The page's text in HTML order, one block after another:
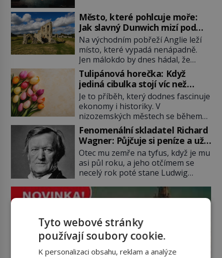
představit, jaká požární rizika
skrýval Istanbul časů minulých. Jak
čelilo město v minulosti potenciální
ohnivé katastrofě a proč jsou zde
stále tolik obávány měsíce
smaženého lilku? První hasičský
sbor se v Istanbulu objevuje v roce
1714 a […]
Město, které pohlcuje moře:
Jak slavný Dunwich mizí pod
hladinou
Na východním pobřeží Anglie leží
místo, které vypadá nenápadně.
Jen málokdo by dnes hádal, že
právě zde kdysi stojí jeden z
nejvýznamnějších anglických
přístavů. Středověký Dunwich
soupeří svým významem s
Londýnem, pyšní se kostely,
kláštery i rušnými tržišti. Pak se ale
příroda obrátí proti němu. Bouře,
mořská eroze a postupující pobřeží
během několika staletí pohltí […]
Tulipánová horečka: Když
jediná cibulka stojí víc než
honosný dům
Je to příběh, který dodnes fascinuje
ekonomy i historiky. V
nizozemských městech se během
několika měsíců obyčejná cibulka
tulipánu mění v jednu z nejdražších
věcí na trhu. Lidé uzavírají obchody
za částky, které odpovídají ceně
luxusních domů, věří v nekonečný
růst a bohatství na dosah ruky. Pak
ale přijde únor roku 1637 a sen o
[…]
Fenomenální skladatel Richard
Wagner: Půjčuje si peníze a už
je nevrací!
Otec mu zemře na tyfus, když je mu
asi půl roku, a jeho otčímem se
necelý rok poté stane Ludwig
mladší, než matka Richarda
docela dobře možné, že Geyer není
jen jeho otčím, ale rovnou otec.
Velký otazník také visí nad tím, […]
Tyto webové stránky
používají soubory cookie.
K personalizaci obsahu, reklam a analýze